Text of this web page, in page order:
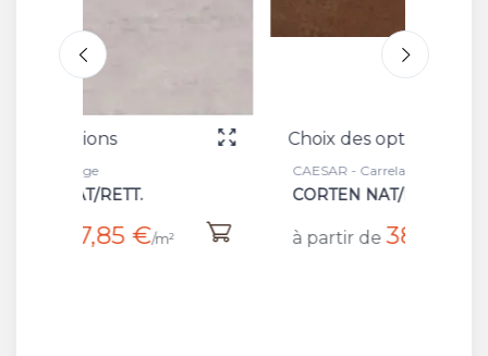
Choix des options
CORTEN NAT/RET
à partir de 38,80 €/m²